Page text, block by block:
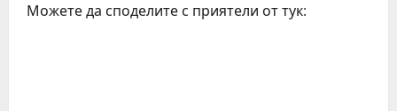
Можете да споделите с приятели от тук: